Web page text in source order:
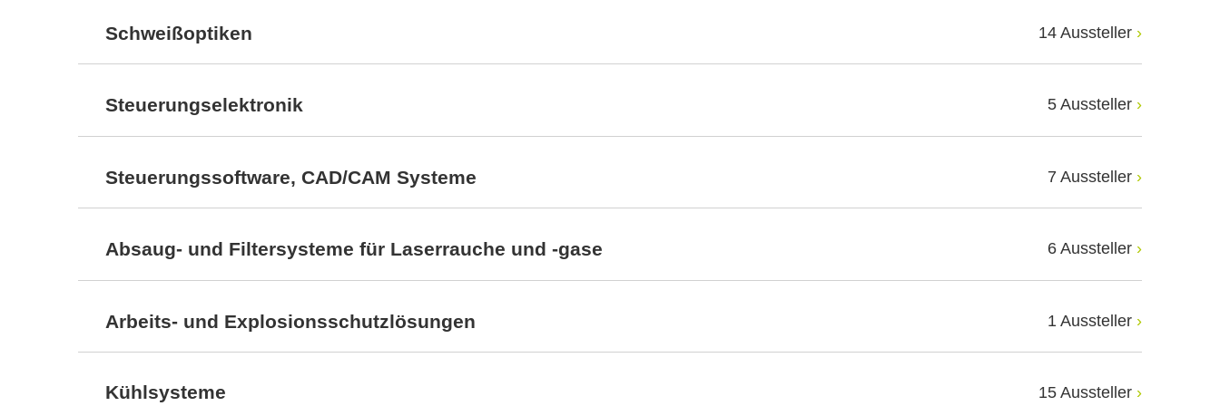
Schweißoptiken 14 Aussteller
Steuerungselektronik 5 Aussteller
Steuerungssoftware, CAD/CAM Systeme 7 Aussteller
Absaug- und Filtersysteme für Laserrauche und -gase 6 Aussteller
Arbeits- und Explosionsschutzlösungen 1 Aussteller
Kühlsysteme 15 Aussteller